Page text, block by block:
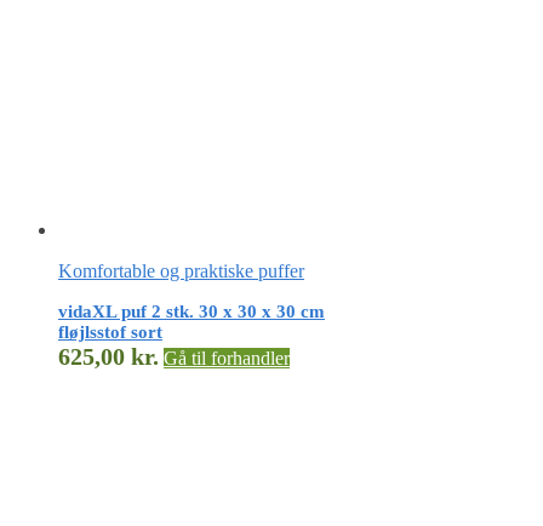
Komfortable og praktiske puffer
vidaXL puf 2 stk. 30 x 30 x 30 cm
fløjlsstof sort
625,00 kr. Gå til forhandler